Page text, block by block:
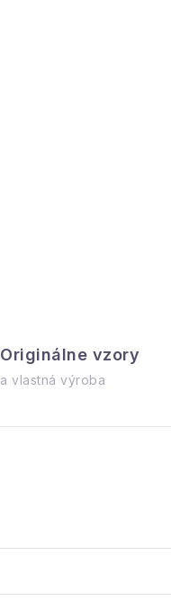
Originálne vzory
a vlastná výroba